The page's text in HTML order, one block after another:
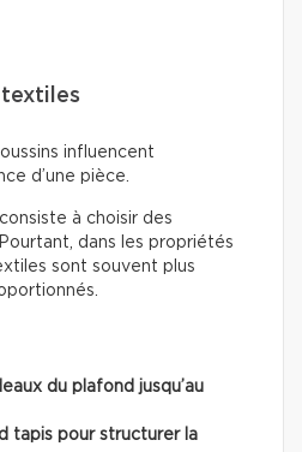
influencent
d’une pièce.
à choisir des
dans les propriétés
sont souvent plus
du plafond jusqu’au
tapis pour structurer la